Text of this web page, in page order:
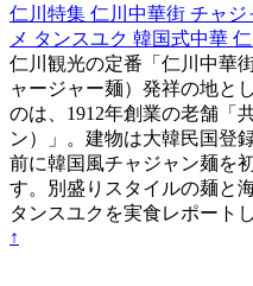
仁川特集 仁川中華街 チャジ
メ タンスユク 韓国式中華
仁川観光の定番「仁川中華
ャージャー麺）発祥の地と
のは、1912年創業の老舗「
ン）」。建物は大韓民国登
前に韓国風チャジャン麺を
す。別盛りスタイルの麺と
タンスユクを実食レポート
↑